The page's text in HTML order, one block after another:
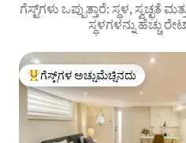
ಗೆಸ್ಟ್‌ಗಳು ಒಪ್ಪುತ್ತಾರೆ: ಸ್ಥಳ, ಸ್ವಚ್ಛತೆ
ಸ್ಥಳಗಳನ್ನು ಹೆಚ್ಚು
ಗೆಸ್ಟ್‌ಗಳಿಗೆ ಅತಿ ಹೆಚ್ಚು ಅಚ್ಚುಮೆಚ್ಚಿನದು
ಗೆಸ್ಟ್‌ಗಳ ಅಚ್ಚುಮೆಚ್ಚಿನದು